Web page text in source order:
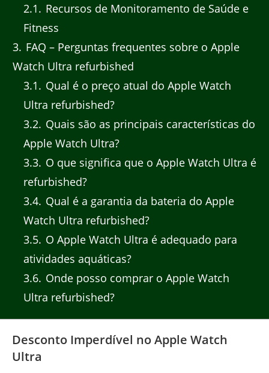
2.1
Recursos de Monitoramento de Saúde e
Fitness
3 FAQ – Perguntas frequentes sobre o Apple
Watch Ultra refurbished
3.1
Qual é o preço atual do Apple Watch
Ultra refurbished?
3.2 Quais são as principais características do
Apple Watch Ultra?
3.3 O que significa que o Apple Watch Ultra é
refurbished?
3.4 Qual é a garantia da bateria do Apple
Watch Ultra refurbished?
3.5 O Apple Watch Ultra é adequado para
atividades aquáticas?
3.6 Onde posso comprar o Apple Watch
Ultra refurbished?
Desconto Imperdível no Apple Watch
Ultra